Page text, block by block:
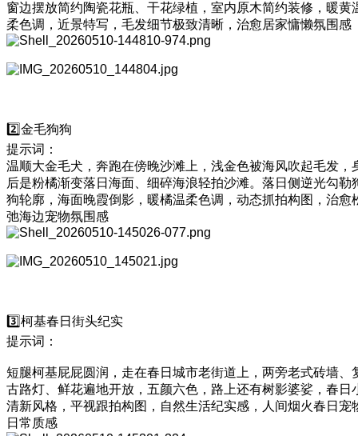
窗边摆放简约陶瓷花瓶、干花绿植，室内原木简约装修，暖黄
柔色调，近景特写，毛发细节极致清晰，治愈居家慵懒氛围感
2️⃣金毛狗狗
提示词：
温顺大金毛犬，奔跑在傍晚沙滩上，浅金色被海风吹起毛发，
后是粉橘渐变落日海面、细碎海浪轻拍沙滩。落日侧逆光勾勒
狗轮廓，海面晚霞倒影，暖橘温柔色调，动态抓拍构图，治愈
弛海边宠物氛围感
3️⃣柯基春日街头纪实
提示词：
短腿柯基屁屁圆润，走在春日城市老街道上，两旁老式砖墙、
古路灯、鲜花遍地开放，五颜六色，路上还有树影婆娑，春日
清新风格，平视跟拍构图，自然生活纪实感，人间烟火春日宠
日常质感